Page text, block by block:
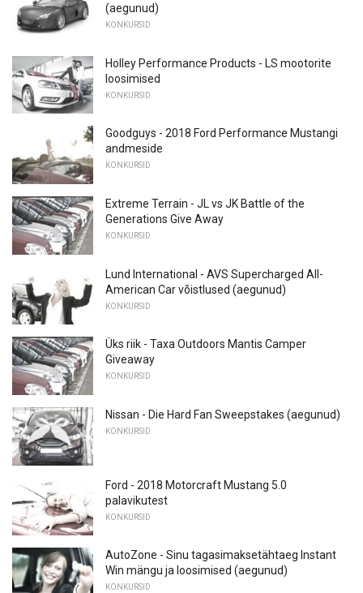
(aegunud)
KONKURSID
Holley Performance Products - LS mootorite
loosimised
KONKURSID
Goodguys - 2018 Ford Performance Mustangi
andmeside
KONKURSID
Extreme Terrain - JL vs JK Battle of the
Generations Give Away
KONKURSID
Lund International - AVS Supercharged All-
American Car võistlused (aegunud)
KONKURSID
Üks riik - Taxa Outdoors Mantis Camper
Giveaway
KONKURSID
Nissan - Die Hard Fan Sweepstakes (aegunud)
KONKURSID
Ford - 2018 Motorcraft Mustang 5.0
palavikutest
KONKURSID
AutoZone - Sinu tagasimaksetähtaeg Instant
Win mängu ja loosimised (aegunud)
KONKURSID